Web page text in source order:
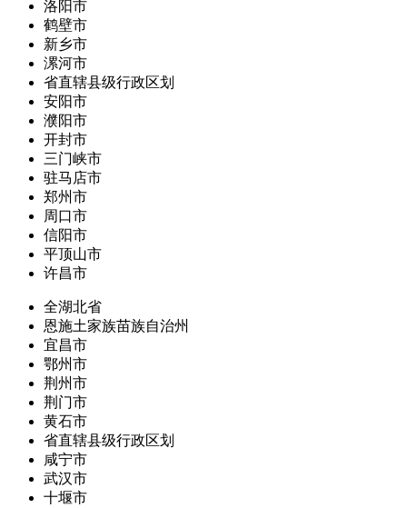
洛阳市
鹤壁市
新乡市
漯河市
省直辖县级行政区划
安阳市
濮阳市
开封市
三门峡市
驻马店市
郑州市
周口市
信阳市
平顶山市
许昌市
全湖北省
恩施土家族苗族自治州
宜昌市
鄂州市
荆州市
荆门市
黄石市
省直辖县级行政区划
咸宁市
武汉市
十堰市